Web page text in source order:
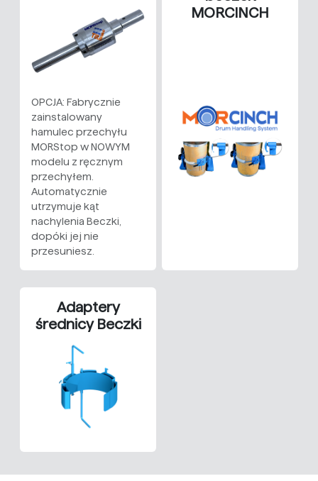
OPCJA: Fabrycznie
zainstalowany
hamulec przechyłu
MORStop w NOWYM
modelu z ręcznym
przechyłem.
Automatycznie
utrzymuje kąt
nachylenia Beczki,
dopóki jej nie
przesuniesz.
MORCINCH
Adaptery
średnicy Beczki